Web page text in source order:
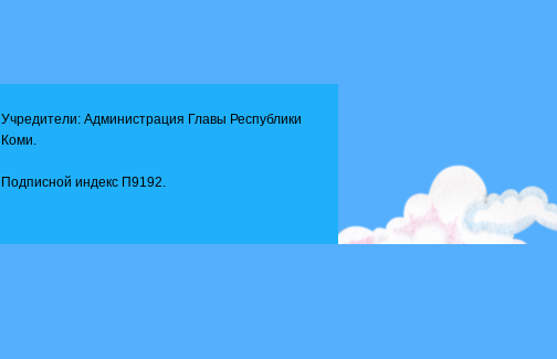
Учредители: Администрация Главы Республики
Коми.
Подписной индекс П9192.